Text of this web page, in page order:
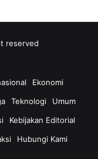
reserved
Ekonomi
Teknologi
Umum
Kebijakan Editorial
Hubungi Kami